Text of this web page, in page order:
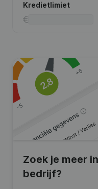
Kredietlimiet
Zoek je meer
bedrijf?